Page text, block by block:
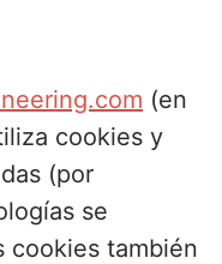
(en
cookies y
(por
se
cookies también